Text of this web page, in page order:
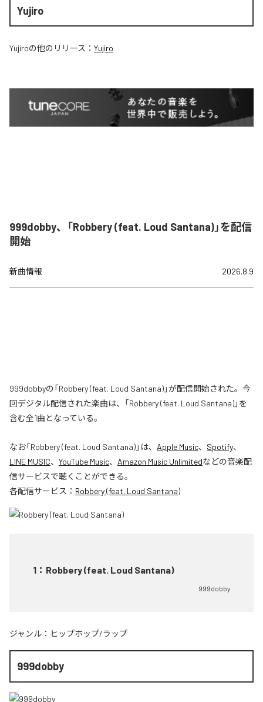
Yujiro
Yujiroの他のリリース： Yujiro
999dobby、「Robbery (feat. Loud Santana)」を配信
開始
新曲情報 2026.8.9
999dobbyの「Robbery (feat. Loud Santana)」が配信開始された。今
回デジタル配信された楽曲は、「Robbery (feat. Loud Santana)」を
含む全1曲となっている。
なお「Robbery (feat. Loud Santana)」は、 Apple Music、 Spotify、
LINE MUSIC、 YouTube Music、 Amazon Music Unlimitedなどの音楽配
信サービスで聴くことができる。
各配信サービス： Robbery (feat. Loud Santana)
1 ： Robbery (feat. Loud Santana)
999dobby
ジャンル： ヒップホップ/ラップ
999dobby